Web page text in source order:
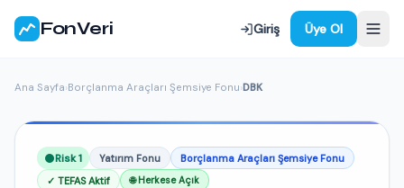
FonVeri Giriş Üye Ol
Ana Sayfa›Borçlanma Araçları Şemsiye Fonu›DBK
Risk 1 Yatırım Fonu
Borçlanma Araçları Şemsiye Fonu
✓ TEFAS Aktif
🌐 Herkese Açık